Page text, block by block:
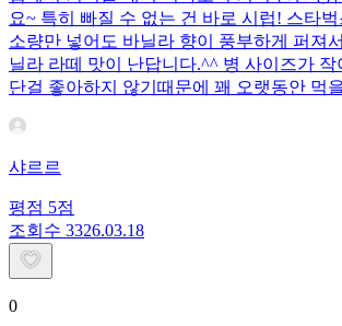
요~ 특히 빠질 수 없는 건 바로 시럽! 스타
소량만 넣어도 바닐라 향이 풍부하게 퍼져
닐라 라떼 맛이 난답니다.^^ 병 사이즈가 작
단걸 좋아하지 않기때문에 꽤 오랫동안 먹
샤르르
평점 5점
조회수 3326.03.18
0